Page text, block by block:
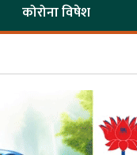
कोरोना विषेश